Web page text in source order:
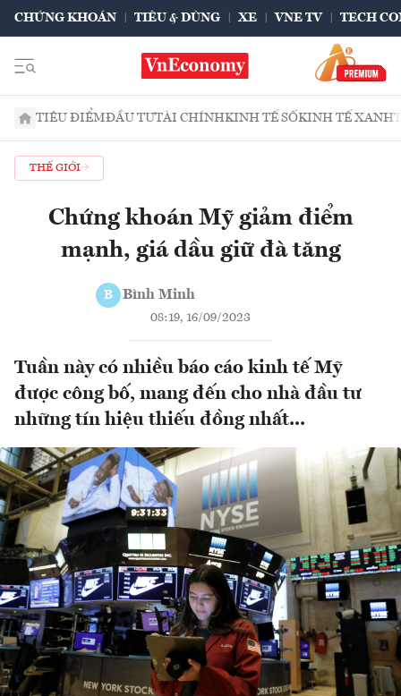
CHỨNG KHOÁN TIÊU & DÙNG XE VNE TV TECH
TIÊU ĐIỂMĐẦU TƯTÀI CHÍNHKINH TẾ SỐKINH TẾ XANH
THẾ GIỚI
Chứng khoán Mỹ giảm điểm
mạnh, giá dầu giữ đà tăng
B Bình Minh
08:19, 16/09/2023
Tuần này có nhiều báo cáo kinh tế Mỹ
được công bố, mang đến cho nhà đầu tư
những tín hiệu thiếu đồng nhất...